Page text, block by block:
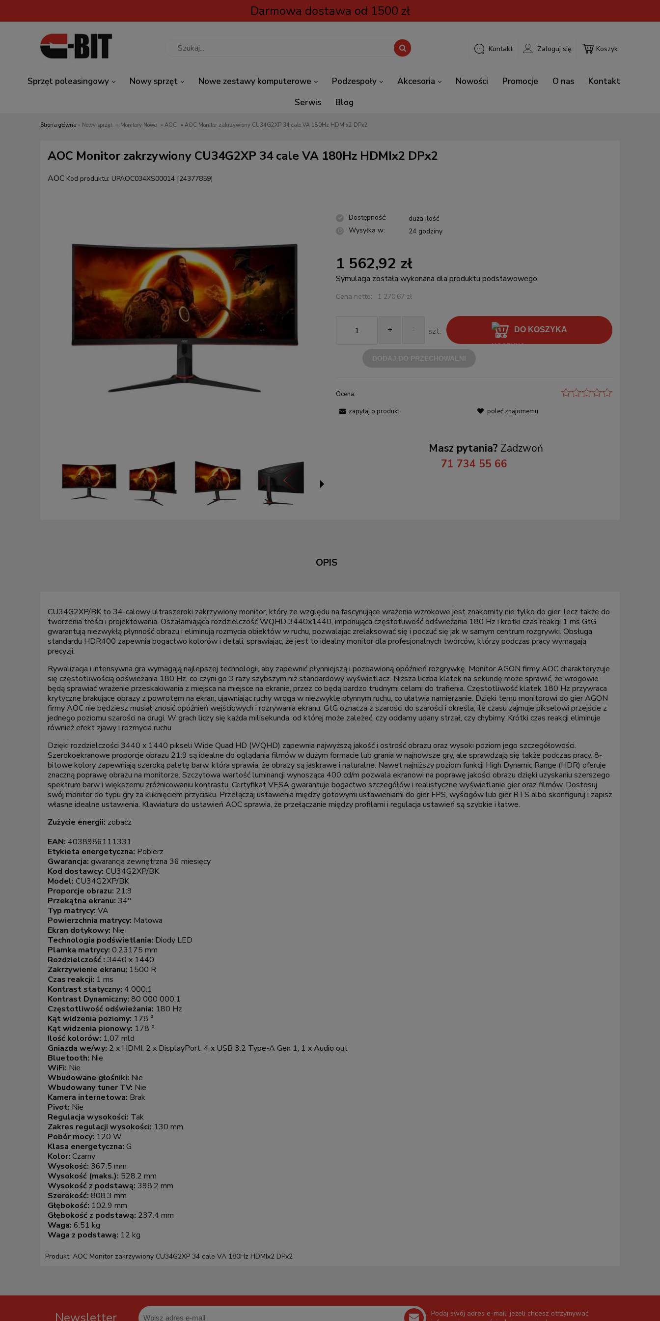
Darmowa dostawa od 1500 zł
Koszyk
Kontakt Zaloguj się
Sprzęt poleasingowy Nowy sprzęt Nowe zestawy komputerowe Podzespoły Akcesoria Nowości Promocje O nas
Kontakt
Serwis
Blog
Strona główna » Nowy sprzęt » Monitory Nowe » AOC » AOC Monitor zakrzywiony CU34G2XP 34 cale VA 180Hz HDMIx2 DPx2
AOC Monitor zakrzywiony CU34G2XP 34 cale VA 180Hz HDMIx2 DPx2
AOC Kod produktu: UPAOC034XS00014 [24377859]
Dostępność:
duża ilość
Wysyłka w:
24 godziny
1 562,92 zł
Symulacja została wykonana dla produktu podstawowego
Cena netto: 1 270,67 zł
+ - szt. DO KOSZYKA
Ocena:
zapytaj o produkt
poleć znajomemu
Masz pytania? Zadzwoń
71 734 55 66
OPIS
CU34G2XP/BK to 34-calowy ultraszeroki zakrzywiony monitor, który ze względu na fascynujące wrażenia wzrokowe jest znakomity nie tylko do gier, lecz także do
tworzenia treści i projektowania. Oszałamiająca rozdzielczość WQHD 3440x1440, imponująca częstotliwość odświeżania 180 Hz i krotki czas reakcji 1 ms GtG
gwarantują niezwykłą płynność obrazu i eliminują rozmycia obiektów w ruchu, pozwalając zrelaksować się i poczuć się jak w samym centrum rozgrywki. Obsługa
standardu HDR400 zapewnia bogactwo kolorów i detali, sprawiając, że jest to idealny monitor dla profesjonalnych twórców, którzy podczas pracy wymagają
precyzji.
Rywalizacja i intensywna gra wymagają najlepszej technologii, aby zapewnić płynniejszą i pozbawioną opóźnień rozgrywkę. Monitor AGON firmy AOC charakteryzuje
się częstotliwością odświeżania 180 Hz, co czyni go 3 razy szybszym niż standardowy wyświetlacz. Niższa liczba klatek na sekundę może sprawić, że wrogowie
będą sprawiać wrażenie przeskakiwania z miejsca na miejsce na ekranie, przez co będą bardzo trudnymi celami do trafienia. Częstotliwość klatek 180 Hz przywraca
krytyczne brakujące obrazy z powrotem na ekran, ujawniając ruchy wroga w niezwykle płynnym ruchu, co ułatwia namierzanie. Dzięki temu monitorowi do gier AGON
firmy AOC nie będziesz musiał znosić opóźnień wejściowych i rozrywania ekranu. GtG oznacza z szarości do szarości i określa, ile czasu zajmuje pikselowi przejście z
jednego poziomu szarości na drugi. W grach liczy się każda milisekunda, od której może zależeć, czy oddamy udany strzał, czy chybimy. Krótki czas reakcji eliminuje
również efekt zjawy i rozmycia ruchu.
Dzięki rozdzielczości 3440 x 1440 pikseli Wide Quad HD (WQHD) zapewnia najwyższą jakość i ostrość obrazu oraz wysoki poziom jego szczegółowości.
Szerokoekranowe proporcje obrazu 21:9 są idealne do oglądania filmów w dużym formacie lub grania w najnowsze gry, ale sprawdzają się także podczas pracy. 8-
bitowe kolory zapewniają szeroką paletę barw, która sprawia, że obrazy są jaskrawe i naturalne. Nawet najniższy poziom funkcji High Dynamic Range (HDR) oferuje
znaczną poprawę obrazu na monitorze. Szczytowa wartość luminancji wynosząca 400 cd/m pozwala ekranowi na poprawę jakości obrazu dzięki uzyskaniu szerszego
spektrum barw i większemu zróżnicowaniu kontrastu. Certyfikat VESA gwarantuje bogactwo szczegółów i realistyczne wyświetlanie gier oraz filmów. Dostosuj
swój monitor do typu gry za kliknięciem przycisku. Przełączaj ustawienia między gotowymi ustawieniami do gier FPS, wyścigów lub gier RTS albo skonfiguruj i zapisz
własne idealne ustawienia. Klawiatura do ustawień AOC sprawia, że przełączanie między profilami i regulacja ustawień są szybkie i łatwe.
Zużycie energii: zobacz
EAN: 4038986111331
Etykieta energetyczna: Pobierz
Gwarancja: gwarancja zewnętrzna 36 miesięcy
Kod dostawcy: CU34G2XP/BK
Model: CU34G2XP/BK
Proporcje obrazu: 21:9
Przekątna ekranu: 34''
Typ matrycy: VA
Powierzchnia matrycy: Matowa
Ekran dotykowy: Nie
Technologia podświetlania: Diody LED
Plamka matrycy: 0.23175 mm
Rozdzielczość : 3440 x 1440
Zakrzywienie ekranu: 1500 R
Czas reakcji: 1 ms
Kontrast statyczny: 4 000:1
Kontrast Dynamiczny: 80 000 000:1
Częstotliwość odświeżania: 180 Hz
Kąt widzenia poziomy: 178 °
Kąt widzenia pionowy: 178 °
Ilość kolorów: 1,07 mld
Gniazda we/wy: 2 x HDMI, 2 x DisplayPort, 4 x USB 3.2 Type-A Gen 1, 1 x Audio out
Bluetooth: Nie
WiFi: Nie
Wbudowane głośniki: Nie
Wbudowany tuner TV: Nie
Kamera internetowa: Brak
Pivot: Nie
Regulacja wysokości: Tak
Zakres regulacji wysokości: 130 mm
Pobór mocy: 120 W
Klasa energetyczna: G
Kolor: Czarny
Wysokość: 367.5 mm
Wysokość (maks.): 528.2 mm
Wysokość z podstawą: 398.2 mm
Szerokość: 808.3 mm
Głębokość: 102.9 mm
Głębokość z podstawą: 237.4 mm
Waga: 6.51 kg
Waga z podstawą: 12 kg
Produkt: AOC Monitor zakrzywiony CU34G2XP 34 cale VA 180Hz HDMIx2 DPx2
Newsletter
Podaj swój adres e-mail, jeżeli chcesz otrzymywać